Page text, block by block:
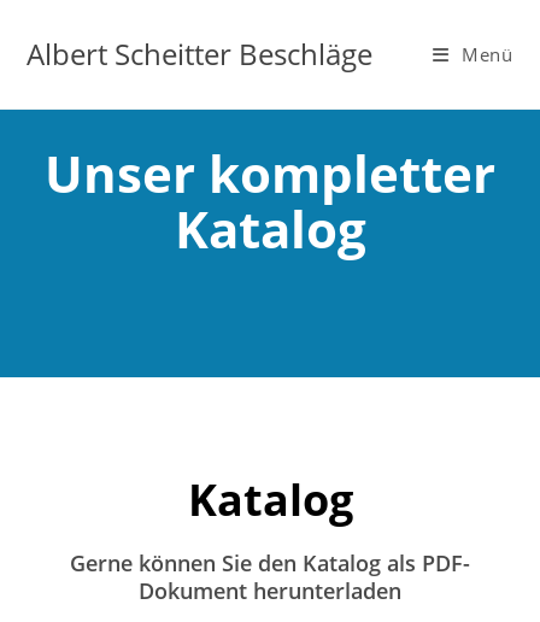
Albert Scheitter Beschläge Menü
Unser kompletter
Katalog
Katalog
Gerne können Sie den Katalog als PDF-
Dokument herunterladen